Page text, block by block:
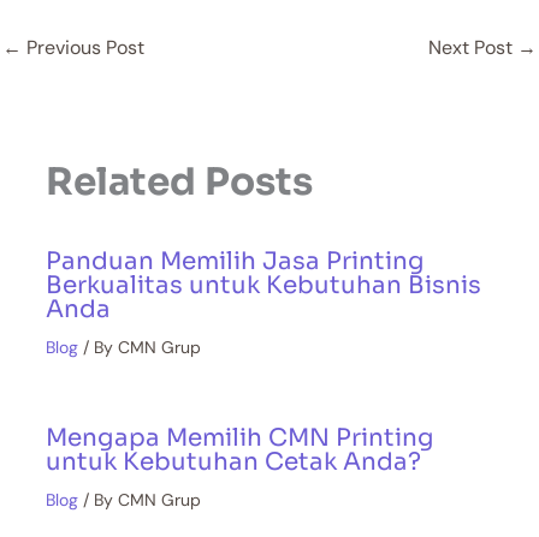
← Previous Post Next Post →
Related Posts
Panduan Memilih Jasa Printing
Berkualitas untuk Kebutuhan Bisnis
Anda
Blog/ By CMN Grup
Mengapa Memilih CMN Printing
untuk Kebutuhan Cetak Anda?
Blog/ By CMN Grup